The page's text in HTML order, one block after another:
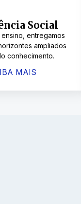
Social
entregamos
ampliados
conhecimento.
MAIS